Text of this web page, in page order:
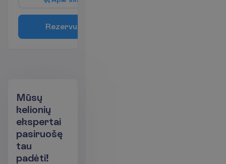
Rezervu
Mūsų
kelionių
ekspertai
pasiruošę
tau
padėti!